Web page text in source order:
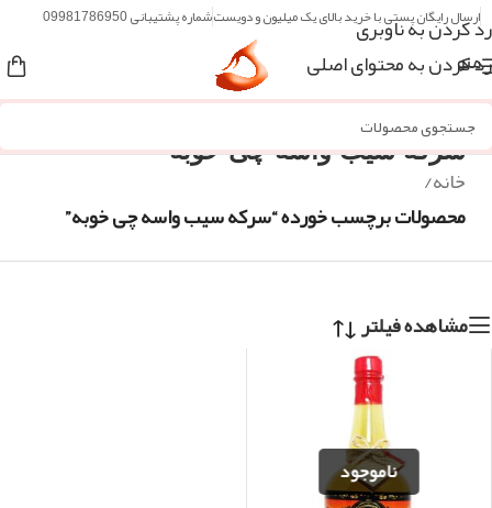
رد کردن به ناوبری
رد کردن به محتوای اصلی
ارسال رایگان پستی با خرید بالای یک میلیون و دویستشماره پشتیبانی 09981786950
منو
سرکه سیب واسه چی خوبه
خانه/
محصولات برچسب خورده “سرکه سیب واسه چی خوبه”
مشاهده فیلتر